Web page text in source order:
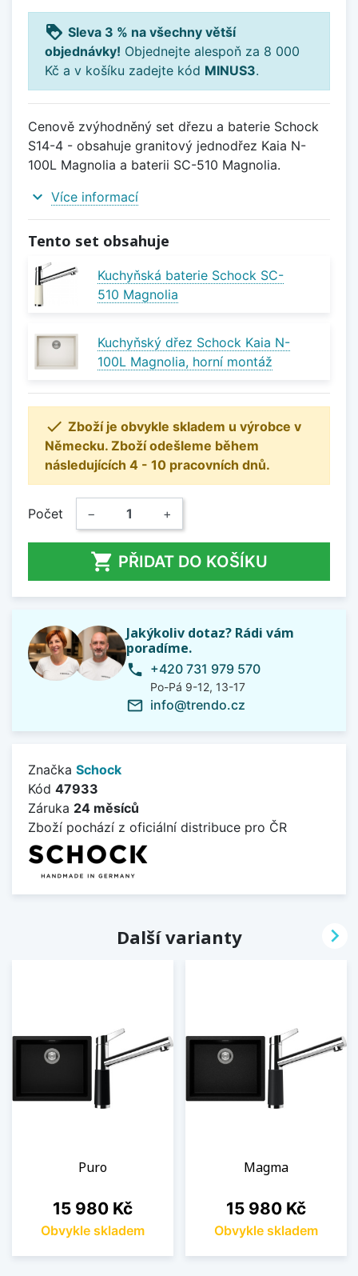
loyalty Sleva 3 % na všechny větší
objednávky! Objednejte alespoň za 8 000
Kč a v košíku zadejte kód MINUS3.
Cenově zvýhodněný set dřezu a baterie Schock
S14-4 - obsahuje granitový jednodřez Kaia N-
100L Magnolia a baterii SC-510 Magnolia.
expand_more Více informací
Tento set obsahuje
Kuchyňská baterie Schock SC-
510 Magnolia
Kuchyňský dřez Schock Kaia N-
100L Magnolia, horní montáž
 Zboží je obvykle skladem u výrobce v
Německu. Zboží odešleme během
následujících 4 - 10 pracovních dnů.
Počet − +
 PŘIDAT DO KOŠÍKU
Jakýkoliv dotaz? Rádi vám
poradíme.
phone +420 731 979 570
Po-Pá 9-12, 13-17
mail_outline info@trendo.cz
Značka Schock
Kód 47933
Záruka 24 měsíců
Zboží pochází z oficiální distribuce pro ČR
Další varianty
Puro
Cena
15 980 Kč
Obvykle skladem
Magma
Cena
15 980 Kč
Obvykle skladem
